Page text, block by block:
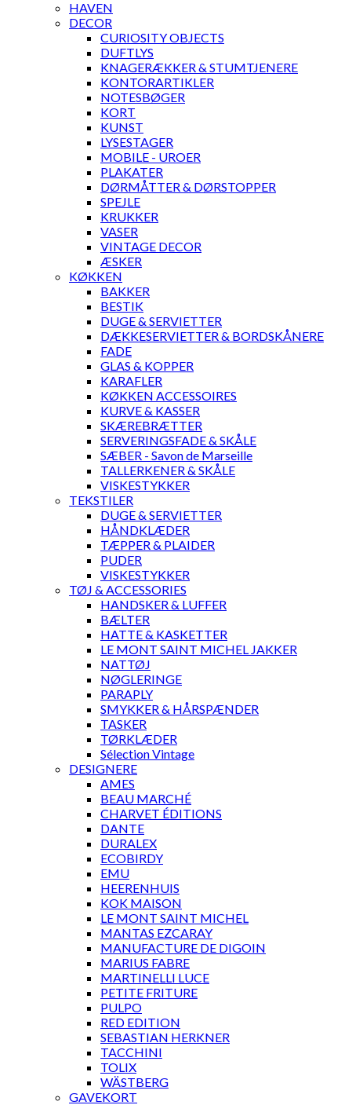
HAVEN
DECOR
CURIOSITY OBJECTS
DUFTLYS
KNAGERÆKKER & STUMTJENERE
KONTORARTIKLER
NOTESBØGER
KORT
KUNST
LYSESTAGER
MOBILE - UROER
PLAKATER
DØRMÅTTER & DØRSTOPPER
SPEJLE
KRUKKER
VASER
VINTAGE DECOR
ÆSKER
KØKKEN
BAKKER
BESTIK
DUGE & SERVIETTER
DÆKKESERVIETTER & BORDSKÅNERE
FADE
GLAS & KOPPER
KARAFLER
KØKKEN ACCESSOIRES
KURVE & KASSER
SKÆREBRÆTTER
SERVERINGSFADE & SKÅLE
SÆBER - Savon de Marseille
TALLERKENER & SKÅLE
VISKESTYKKER
TEKSTILER
DUGE & SERVIETTER
HÅNDKLÆDER
TÆPPER & PLAIDER
PUDER
VISKESTYKKER
TØJ & ACCESSORIES
HANDSKER & LUFFER
BÆLTER
HATTE & KASKETTER
LE MONT SAINT MICHEL JAKKER
NATTØJ
NØGLERINGE
PARAPLY
SMYKKER & HÅRSPÆNDER
TASKER
TØRKLÆDER
Sélection Vintage
DESIGNERE
AMES
BEAU MARCHÉ
CHARVET ÉDITIONS
DANTE
DURALEX
ECOBIRDY
EMU
HEERENHUIS
KOK MAISON
LE MONT SAINT MICHEL
MANTAS EZCARAY
MANUFACTURE DE DIGOIN
MARIUS FABRE
MARTINELLI LUCE
PETITE FRITURE
PULPO
RED EDITION
SEBASTIAN HERKNER
TACCHINI
TOLIX
WÄSTBERG
GAVEKORT